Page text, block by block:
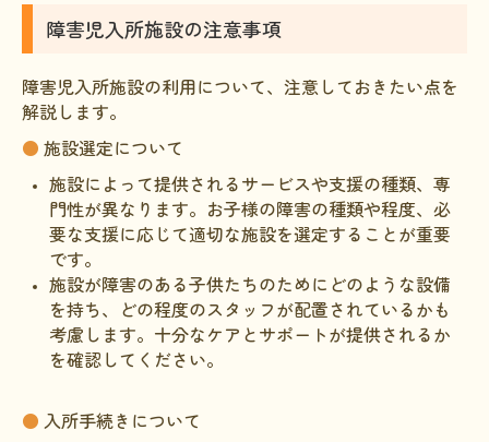
障害児入所施設の注意事項
障害児入所施設の利用について、注意しておきたい点を
解説します。
● 施設選定について
施設によって提供されるサービスや支援の種類、専
門性が異なります。お子様の障害の種類や程度、必
要な支援に応じて適切な施設を選定することが重要
です。
施設が障害のある子供たちのためにどのような設備
を持ち、どの程度のスタッフが配置されているかも
考慮します。十分なケアとサポートが提供されるか
を確認してください。
● 入所手続きについて